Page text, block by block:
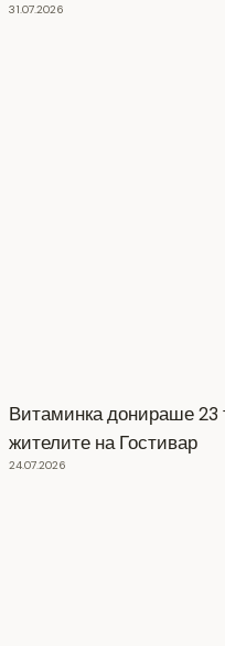
31.07.2026
Витаминка донираше
жителите на Гостивар
24.07.2026